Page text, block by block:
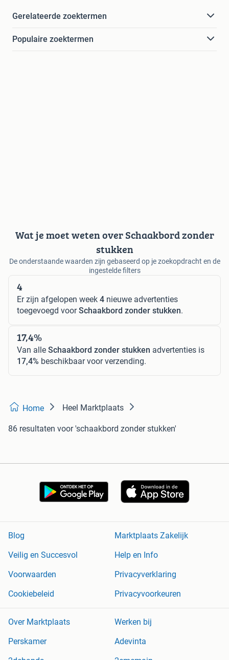
Gerelateerde zoektermen
Populaire zoektermen
Wat je moet weten over Schaakbord zonder
stukken
De onderstaande waarden zijn gebaseerd op je zoekopdracht en de
ingestelde filters
4
Er zijn afgelopen week 4 nieuwe advertenties
toegevoegd voorSchaakbord zonder stukken.
17,4%
Van alle Schaakbord zonder stukken advertenties is
17,4% beschikbaar voor verzending.
Home Heel Marktplaats
86 resultaten voor 'schaakbord zonder stukken'
Blog
Marktplaats Zakelijk
Veilig en Succesvol
Help en Info
Voorwaarden
Privacyverklaring
Cookiebeleid
Privacyvoorkeuren
Over Marktplaats
Werken bij
Perskamer
Adevinta